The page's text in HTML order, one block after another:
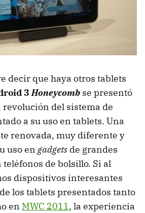
decir que haya otros tablets
3Honeycomb se presentó
revolución del sistema de
a su uso en tablets. Una
renovada, muy diferente y
uso en gadgets de grandes
de bolsillo. Si al
dispositivos interesantes
los tablets presentados tanto
en MWC 2011, la experiencia